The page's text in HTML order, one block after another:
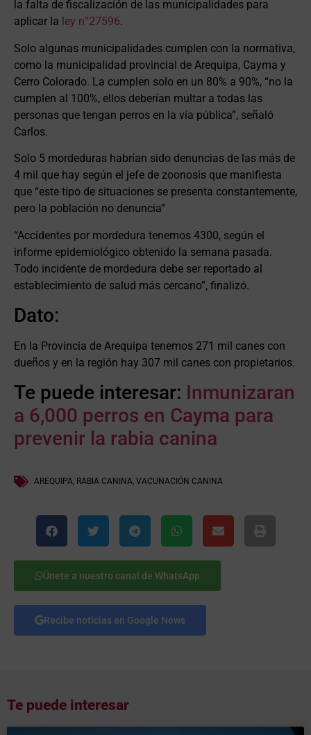
la falta de fiscalización de las municipalidades para
aplicar la ley n°27596.
Solo algunas municipalidades cumplen con la normativa,
como la municipalidad provincial de Arequipa, Cayma y
Cerro Colorado. La cumplen solo en un 80% a 90%, “no la
cumplen al 100%, ellos deberían multar a todas las
personas que tengan perros en la vía pública”, señaló
Carlos.
Solo 5 mordeduras habrían sido denuncias de las más de
4 mil que hay según el jefe de zoonosis que manifiesta
que “este tipo de situaciones se presenta constantemente,
pero la población no denuncia”
“Accidentes por mordedura tenemos 4300, según el
informe epidemiológico obtenido la semana pasada.
Todo incidente de mordedura debe ser reportado al
establecimiento de salud más cercano”, finalizó.
Dato:
En la Provincia de Arequipa tenemos 271 mil canes con
dueños y en la región hay 307 mil canes con propietarios.
Te puede interesar: Inmunizaran
a 6,000 perros en Cayma para
prevenir la rabia canina
AREQUIPA, RABIA CANINA, VACUNACIÓN CANINA
Únete a nuestro canal de WhatsApp
Recibe noticias en Google News
Te puede interesar